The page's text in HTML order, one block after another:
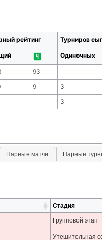
рейтинг Турниров
Одиночных
93
9
3
3
Парные матчи Парные
Стадия
Групповой этап
Утешительная